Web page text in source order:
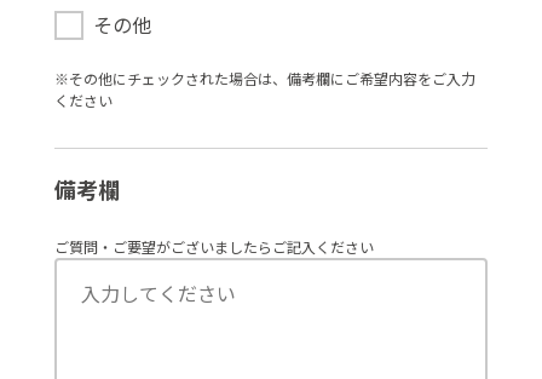
その他
※その他にチェックされた場合は、備考欄にご希望内容をご⼊⼒
ください
備考欄
ご質問・ご要望がございましたらご記入ください